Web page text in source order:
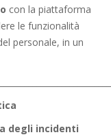
con la piattaforma
le funzionalità
personale, in un
degli incidenti